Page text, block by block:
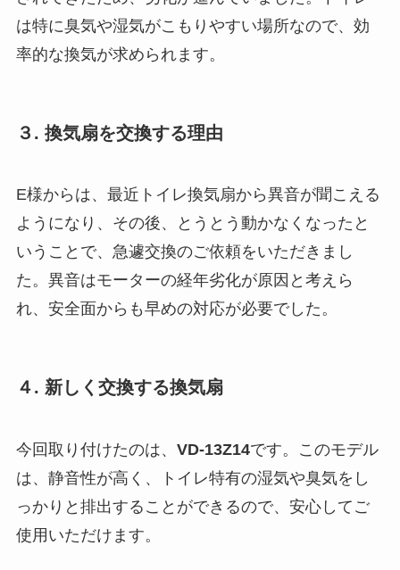
は特に臭気や湿気がこもりやすい場所なので、効
率的な換気が求められます。
３. 換気扇を交換する理由
E様からは、最近トイレ換気扇から異音が聞こえる
ようになり、その後、とうとう動かなくなったと
いうことで、急遽交換のご依頼をいただきまし
た。異音はモーターの経年劣化が原因と考えら
れ、安全面からも早めの対応が必要でした。
４. 新しく交換する換気扇
今回取り付けたのは、 VD-13Z14です。このモデル
は、静音性が高く、トイレ特有の湿気や臭気をし
っかりと排出することができるので、安心してご
使用いただけます。